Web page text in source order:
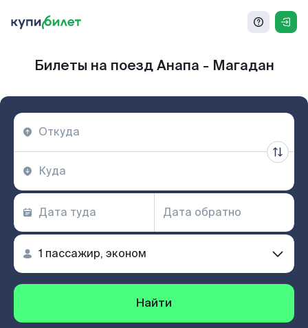
Билеты на поезд Анапа - Магадан
Найти